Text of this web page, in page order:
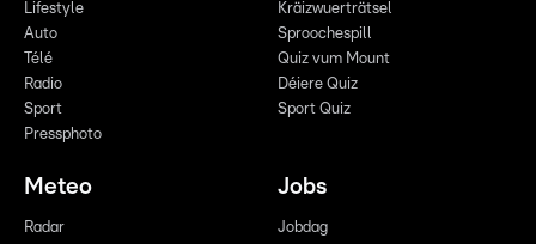
Lifestyle
Auto
Télé
Radio
Sport
Pressphoto
Kräizwuerträtsel
Sproochespill
Quiz vum Mount
Déiere Quiz
Sport Quiz
Meteo
Radar
Jobs
Jobdag